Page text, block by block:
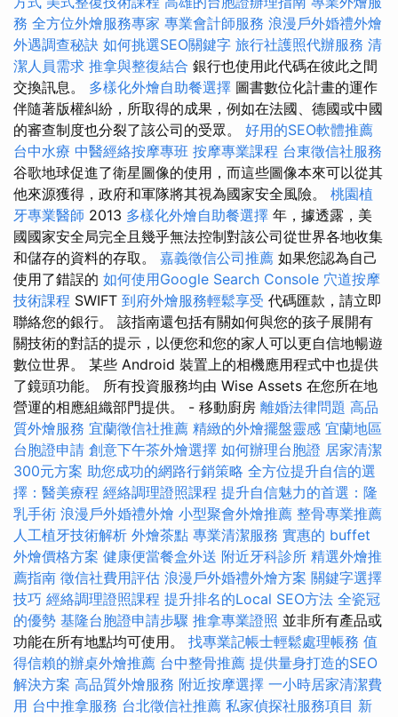
務 全方位外燴服務專家 專業會計師服務 浪漫戶外婚禮外燴
外遇調查秘訣 如何挑選SEO關鍵字 旅行社護照代辦服務 清
潔人員需求 推拿與整復結合 銀行也使用此代碼在彼此之間
交換訊息。 多樣化外燴自助餐選擇 圖書數位化計畫的運作
伴隨著版權糾紛，所取得的成果，例如在法國、德國或中國
的審查制度也分裂了該公司的受眾。 好用的SEO軟體推薦
台中水療 中醫經絡按摩專班 按摩專業課程 台東徵信社服務
谷歌地球促進了衛星圖像的使用，而這些圖像本來可以從其
他來源獲得，政府和軍隊將其視為國家安全風險。 桃園植
牙專業醫師 2013 多樣化外燴自助餐選擇 年，據透露，美
國國家安全局完全且幾乎無法控制對該公司從世界各地收集
和儲存的資料的存取。 嘉義徵信公司推薦 如果您認為自己
使用了錯誤的 如何使用Google Search Console 穴道按摩
技術課程 SWIFT 到府外燴服務輕鬆享受 代碼匯款，請立即
聯絡您的銀行。 該指南還包括有關如何與您的孩子展開有
關技術的對話的提示，以便您和您的家人可以更自信地暢遊
數位世界。 某些 Android 裝置上的相機應用程式中也提供
了鏡頭功能。 所有投資服務均由 Wise Assets 在您所在地
營運的相應組織部門提供。 - 移動廚房 離婚法律問題 高品
質外燴服務 宜蘭徵信社推薦 精緻的外燴擺盤靈感 宜蘭地區
台胞證申請 創意下午茶外燴選擇 如何辦理台胞證 居家清潔
300元方案 助您成功的網路行銷策略 全方位提升自信的選
擇：醫美療程 經絡調理證照課程 提升自信魅力的首選：隆
乳手術 浪漫戶外婚禮外燴 小型聚會外燴推薦 整骨專業推薦
人工植牙技術解析 外燴茶點 專業清潔服務 實惠的 buffet
外燴價格方案 健康便當餐盒外送 附近牙科診所 精選外燴推
薦指南 徵信社費用評估 浪漫戶外婚禮外燴方案 關鍵字選擇
技巧 經絡調理證照課程 提升排名的Local SEO方法 全瓷冠
的優勢 基隆台胞證申請步驟 推拿專業證照 並非所有產品或
功能在所有地點均可使用。 找專業記帳士輕鬆處理帳務 值
得信賴的辦桌外燴推薦 台中整骨推薦 提供量身打造的SEO
解決方案 高品質外燴服務 附近按摩選擇 一小時居家清潔費
用 台中推拿服務 台北徵信社推薦 私家偵探社服務項目 新